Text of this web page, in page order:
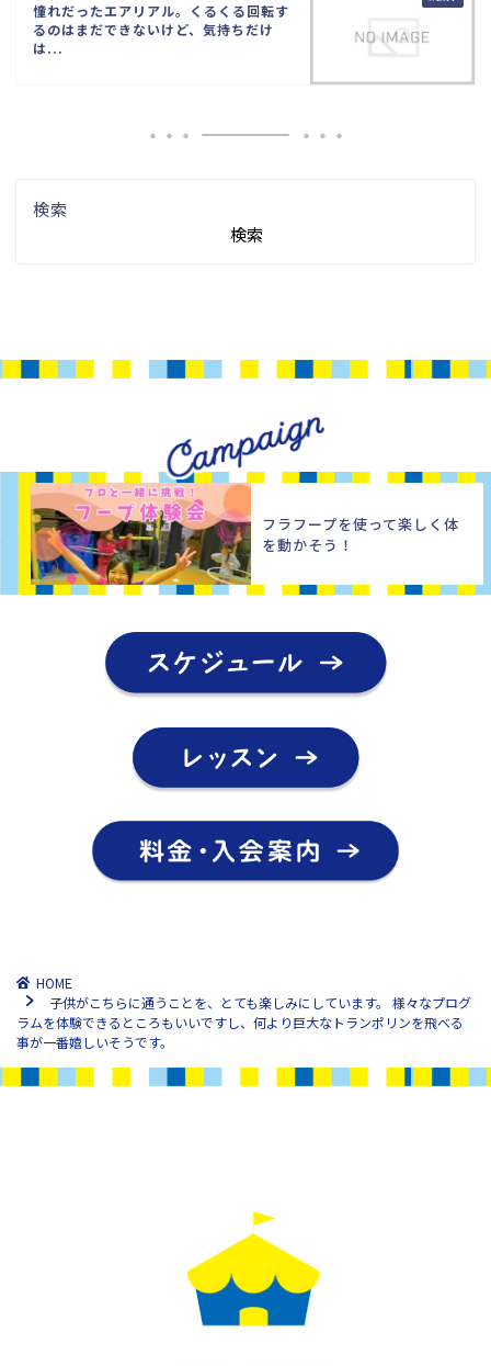
憧れだったエアリアル。くるくる回転す
るのはまだできないけど、気持ちだけ
は...
検索
検索
フラフープを使って楽しく体
を動かそう！
HOME
子供がこちらに通うことを、とても楽しみにしています。 様々なプログ
ラムを体験できるところもいいですし、何より巨大なトランポリンを飛べる
事が一番嬉しいそうです。